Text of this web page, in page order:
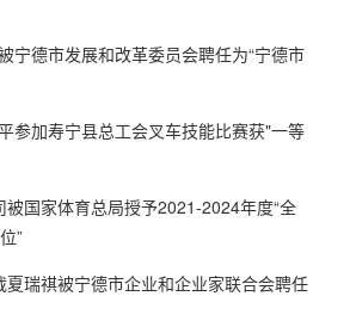
宁德市发展和改革委员会聘任为“宁德市
参加寿宁县总工会叉车技能比赛获"一等
国家体育总局授予2021-2024年度“全
”
瑞祺被宁德市企业和企业家联合会聘任
鹏被中共福建省委、省人民政府授予“福建
长被中共宁德市委非公企业和社会组织工委
长叶芳被共青团寿宁县委员会授予第二届“
师初薛基被寿宁县总工会授予“全县劳动模
寿宁县委组织部授予“全县第十四次代表大
寿宁县委组织部授予“全县优秀党务工作者”
士被福建省委、省政府列入福建省第六批引
、董事会秘书郑雄荣获“中国主板上市公司
际冶金资源协会包芯线分会授予“绿色环保
获“宁德市捐赠公益事业贡献奖”